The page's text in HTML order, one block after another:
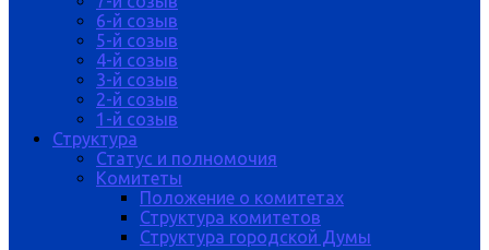
6-й созыв
5-й созыв
4-й созыв
3-й созыв
2-й созыв
1-й созыв
Структура
Статус и полномочия
Комитеты
Положение о комитетах
Структура комитетов
Структура городской Думы